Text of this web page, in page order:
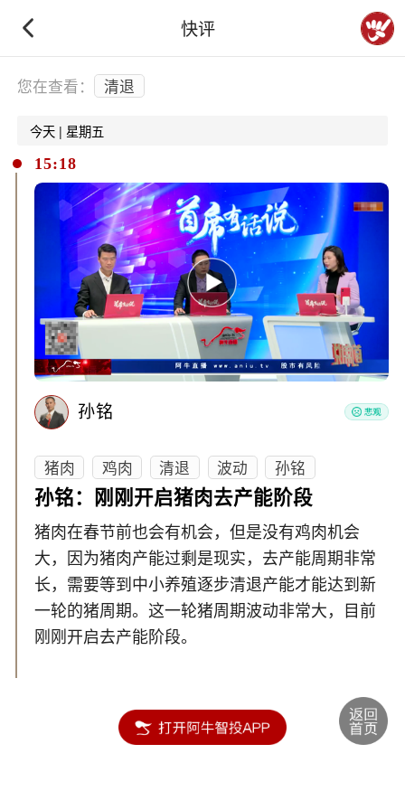
快评
下拉刷新
您在查看： 清退
今天 | 星期五
15:18
孙铭
猪肉 鸡肉 清退 波动
孙铭
孙铭：刚刚开启猪肉去产能阶段
猪肉在春节前也会有机会，但是没有鸡肉机会
大，因为猪肉产能过剩是现实，去产能周期非常
长，需要等到中小养殖逐步清退产能才能达到新
一轮的猪周期。这一轮猪周期波动非常大，目前
刚刚开启去产能阶段。